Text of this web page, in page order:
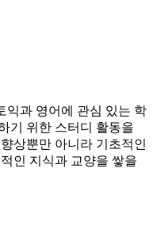
익과 영어에 관심 있는 학
기 위한 스터디 활동을
상뿐만 아니라 기초적인
인 지식과 교양을 쌓을